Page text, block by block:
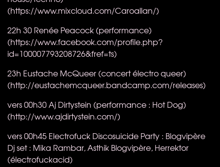
(https://www.mixcloud.com/Caroallan/)
22h 30 Renée Peacock (performance)
(https://www.facebook.com/profile.php?
id=100007793208726&fref=ts)
23h Eustache McQueer​ (concert électro queer)
(http://eustachemcqueer.bandcamp.com/releases)
vers 00h30 Aj Dirtystein (performance : Hot Dog)
(http://www.ajdirtystein.com/)
vers 00h45 Electrofuck Discosuicide Party : Blogvipère
Dj set : Mika Rambar, Asthik Blogvipère, Herrektor
(électrofuckacid)